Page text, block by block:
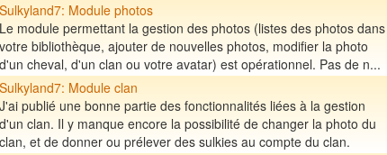
Sulkyland7: Module photos
Le module permettant la gestion des photos (listes des photos dans
votre bibliothèque, ajouter de nouvelles photos, modifier la photo
d'un cheval, d'un clan ou votre avatar) est opérationnel. Pas de n...
Sulkyland7: Module clan
J'ai publié une bonne partie des fonctionnalités liées à la gestion
d'un clan. Il y manque encore la possibilité de changer la photo du
clan, et de donner ou prélever des sulkies au compte du clan.